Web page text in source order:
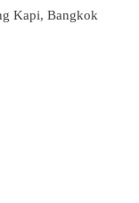
Kapi, Bangkok